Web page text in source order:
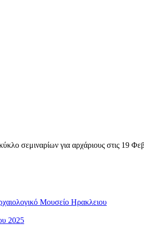
σεμιναρίων για αρχάριους στις 19
Μουσείο Ηρακλειου
2025